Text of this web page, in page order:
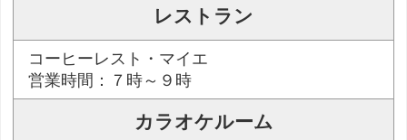
レストラン
コーヒーレスト・マイエ
営業時間：７時～９時
カラオケルーム